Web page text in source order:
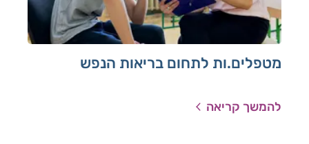
מטפלים.ות לתחום בריאות הנפש
להמשך קריאה